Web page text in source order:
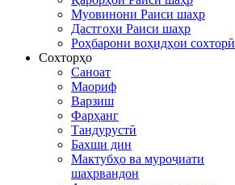
Муовинони Раиси шаҳр
Дастгоҳи Раиси шаҳр
Роҳбарони воҳидҳои сохторӣ
Сохторҳо
Саноат
Маориф
Варзиш
Фарҳанг
Тандурустӣ
Бахши дин
Мактубҳо ва муроҷиати
шаҳрвандон